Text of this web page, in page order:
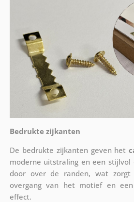
Bedrukte zijkanten
De bedrukte zijkanten geven het
moderne uitstraling en een
door over de randen, wat zorgt
overgang van het motief en
effect.